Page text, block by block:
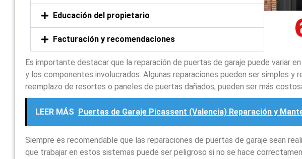
Educación del propietario
Facturación y recomendaciones
Es importante destacar que la reparación de puertas de garaje puede variar
y los componentes involucrados. Algunas reparaciones pueden ser simples
reemplazo de resortes o paneles de puertas dañados, pueden ser más
LEER MÁS Puertas de Garaje Picassent (Valencia) Reparación y
Siempre es recomendable que las reparaciones de puertas de garaje sean
que trabajar en estos sistemas puede ser peligroso si no se hace